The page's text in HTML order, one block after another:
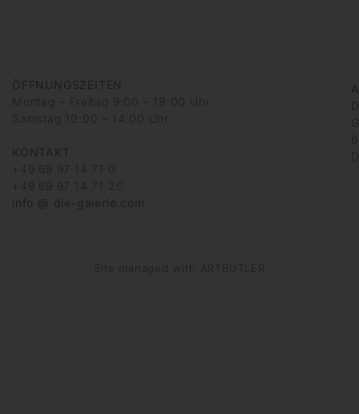
ÖFFNUNGSZEITEN
Montag – Freitag 9:00 – 18:00 Uhr
Samstag 10:00 – 14:00 Uhr
KONTAKT
+49 69 97 14 71 0
+49 69 97 14 71 20
info @ die-galerie.com
Site managed with ARTBUTLER